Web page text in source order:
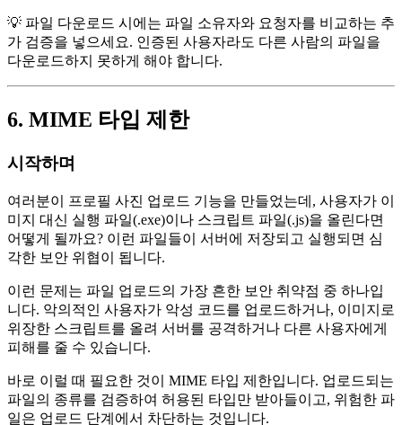
💡 파일 다운로드 시에는 파일 소유자와 요청자를 비교하는 추
가 검증을 넣으세요. 인증된 사용자라도 다른 사람의 파일을
다운로드하지 못하게 해야 합니다.
6. MIME 타입 제한
시작하며
여러분이 프로필 사진 업로드 기능을 만들었는데, 사용자가 이
미지 대신 실행 파일(.exe)이나 스크립트 파일(.js)을 올린다면
어떻게 될까요? 이런 파일들이 서버에 저장되고 실행되면 심
각한 보안 위협이 됩니다.
이런 문제는 파일 업로드의 가장 흔한 보안 취약점 중 하나입
니다. 악의적인 사용자가 악성 코드를 업로드하거나, 이미지로
위장한 스크립트를 올려 서버를 공격하거나 다른 사용자에게
피해를 줄 수 있습니다.
바로 이럴 때 필요한 것이 MIME 타입 제한입니다. 업로드되는
파일의 종류를 검증하여 허용된 타입만 받아들이고, 위험한 파
일은 업로드 단계에서 차단하는 것입니다.